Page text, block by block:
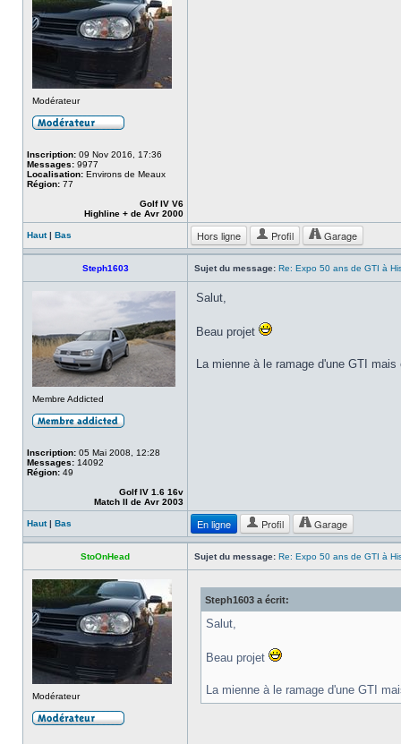
Modérateur
Inscription: 09 Nov 2016, 17:36
Messages: 9977
Localisation: Environs de Meaux
Région: 77
Golf IV V6
Highline + de Avr 2000
Haut| Bas Hors ligne Profil Garage
Steph1603 Sujet du message: Re: Expo 50 ans de GTI à
Membre Addicted
Inscription: 05 Mai 2008, 12:28
Messages: 14092
Région: 49
Golf IV 1.6 16v
Match II de Avr 2003
Salut,
Beau projet
La mienne à le ramage d'une GTI
Haut| Bas En ligne Profil Garage
StoOnHead Sujet du message: Re: Expo 50 ans de GTI à
Modérateur
Steph1603 a écrit:
Salut,
Beau projet
La mienne à le ramage d'une GTI